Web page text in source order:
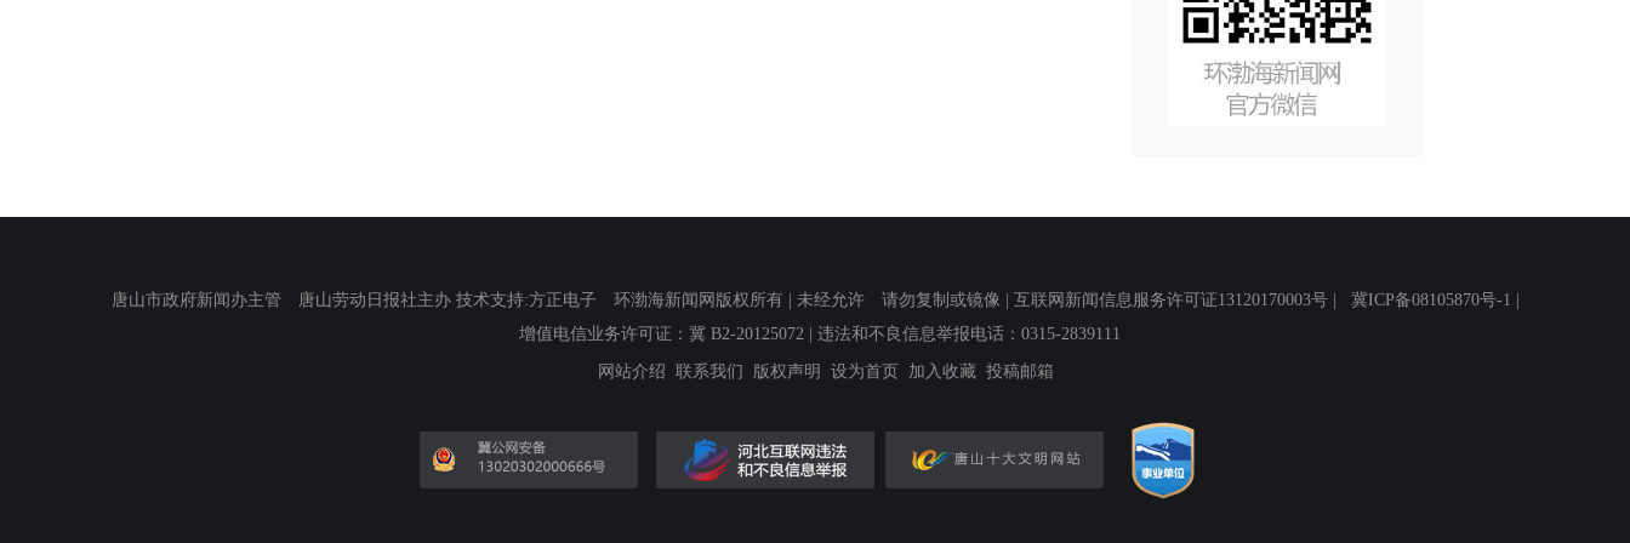
唐山市政府新闻办主管 唐山劳动日报社主办 技术支持:方正电子 环渤海新闻网版权所有 | 未经允许 请勿复制或镜像 | 互联网新闻信息服务许可证13120170003号 | 冀ICP备08105870号-1
增值电信业务许可证：冀 B2-20125072 | 违法和不良信息举报电话：0315-2839111
网站介绍 联系我们 版权声明 设为首页 加入收藏 投稿邮箱